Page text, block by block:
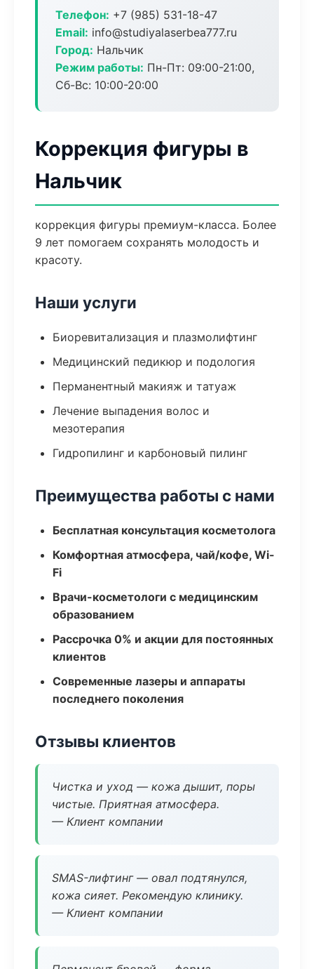
Телефон: +7 (985) 531-18-47
Email: info@studiyalaserbea777.ru
Город: Нальчик
Режим работы: Пн-Пт: 09:00-21:00,
Сб-Вс: 10:00-20:00
Коррекция фигуры в
Нальчик
коррекция фигуры премиум-класса. Более
9 лет помогаем сохранять молодость и
красоту.
Наши услуги
Биоревитализация и плазмолифтинг
Медицинский педикюр и подология
Перманентный макияж и татуаж
Лечение выпадения волос и
мезотерапия
Гидропилинг и карбоновый пилинг
Преимущества работы с нами
Бесплатная консультация косметолога
Комфортная атмосфера, чай/кофе, Wi-
Fi
Врачи-косметологи с медицинским
образованием
Рассрочка 0% и акции для постоянных
клиентов
Современные лазеры и аппараты
последнего поколения
Отзывы клиентов
Чистка и уход — кожа дышит, поры
чистые. Приятная атмосфера.
— Клиент компании
SMAS-лифтинг — овал подтянулся,
кожа сияет. Рекомендую клинику.
— Клиент компании